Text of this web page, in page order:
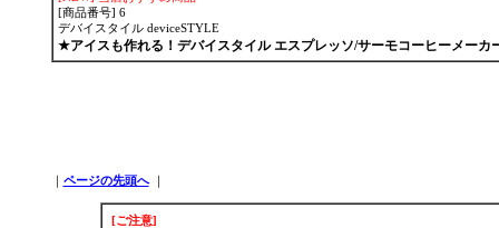
[商品番号] 6
デバイスタイル deviceSTYLE
★アイスも作れる！デバイスタイル エスプレッソ/サーモコーヒーメー
ページの先頭へ｜
[ご注意]